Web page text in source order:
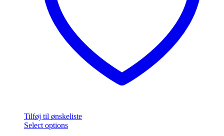
Tilføj til ønskeliste
Select optionsDette